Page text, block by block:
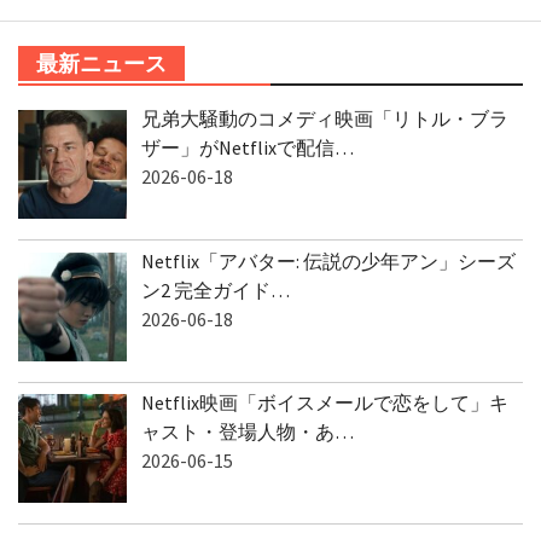
最新ニュース
兄弟大騒動のコメディ映画「リトル・ブラ
ザー」がNetflixで配信…
2026-06-18
Netflix「アバター: 伝説の少年アン」シーズ
ン2 完全ガイド…
2026-06-18
Netflix映画「ボイスメールで恋をして」キ
ャスト・登場人物・あ…
2026-06-15